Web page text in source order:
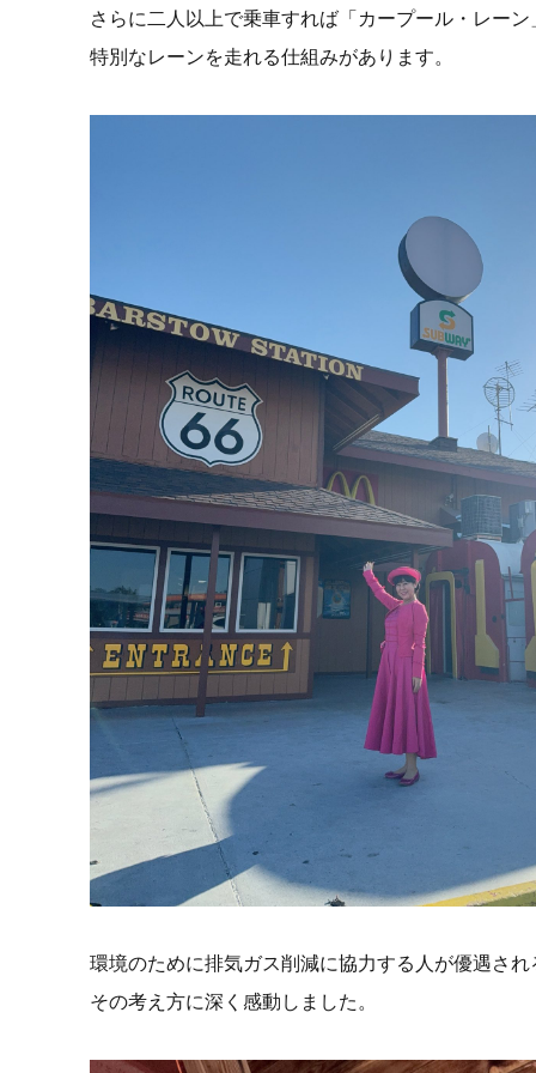
さらに二人以上で乗車すれば「カープール・レーン
特別なレーンを走れる仕組みがあります。
環境のために排気ガス削減に協力する人が優遇さ
その考え方に深く感動しました。